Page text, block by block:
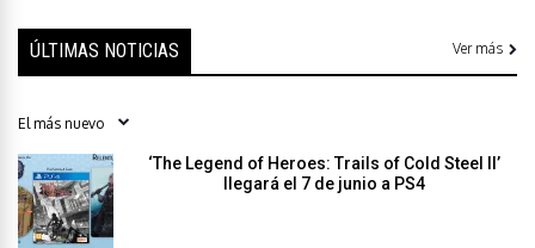
ÚLTIMAS NOTICIAS Ver más
‘The Legend of Heroes: Trails of Cold Steel II’
llegará el 7 de junio a PS4